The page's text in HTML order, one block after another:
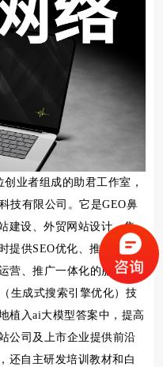
业者组成的助君工作室，
技有限公司。它是GEO鼻
建设、外贸网站设计、集
提供SEO优化、推广技术
营、推广一体化的服务模
生成式搜索引擎优化）技
植入ai大模型答案中，提高
公司及上市企业提供前沿
还自主研发培训教材和白